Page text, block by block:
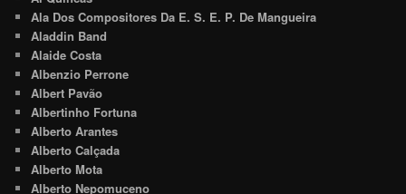
Ala Dos Compositores Da E. S. E. P. De Mangueira
Aladdin Band
Alaide Costa
Albenzio Perrone
Albert Pavão
Albertinho Fortuna
Alberto Arantes
Alberto Calçada
Alberto Mota
Alberto Nepomuceno